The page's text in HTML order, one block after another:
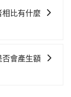
到明明已經預
又或者要還車
限制，實際可
，在遇到下雨
可以按照自己
還可以體驗周
多的深度資訊
事和經驗，豐
比有什麼
方便。只需在
業，旅步就承
會產生額